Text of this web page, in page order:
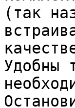
(так
Удобны